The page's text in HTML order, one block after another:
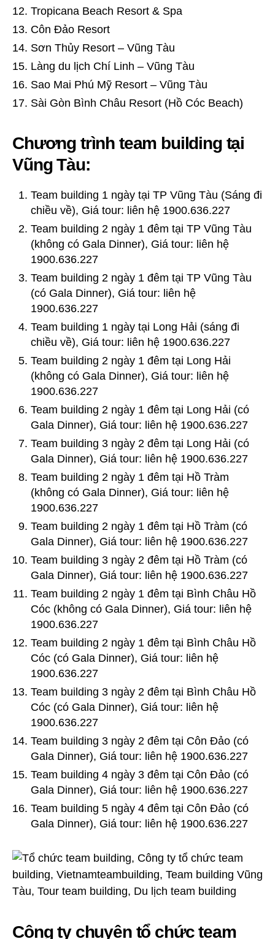
Tropicana Beach Resort & Spa
Côn Đảo Resort
Sơn Thủy Resort – Vũng Tàu
Làng du lịch Chí Linh – Vũng Tàu
Sao Mai Phú Mỹ Resort – Vũng Tàu
Sài Gòn Bình Châu Resort (Hồ Cóc Beach)
Chương trình team building tại
Vũng Tàu:
Team building 1 ngày tại TP Vũng Tàu (Sáng đi
chiều về), Giá tour: liên hệ 1900.636.227
Team building 2 ngày 1 đêm tại TP Vũng Tàu
(không có Gala Dinner), Giá tour: liên hệ
1900.636.227
Team building 2 ngày 1 đêm tại TP Vũng Tàu
(có Gala Dinner), Giá tour: liên hệ
1900.636.227
Team building 1 ngày tại Long Hải (sáng đi
chiều về), Giá tour: liên hệ 1900.636.227
Team building 2 ngày 1 đêm tại Long Hải
(không có Gala Dinner), Giá tour: liên hệ
1900.636.227
Team building 2 ngày 1 đêm tại Long Hải (có
Gala Dinner), Giá tour: liên hệ 1900.636.227
Team building 3 ngày 2 đêm tại Long Hải (có
Gala Dinner), Giá tour: liên hệ 1900.636.227
Team building 2 ngày 1 đêm tại Hồ Tràm
(không có Gala Dinner), Giá tour: liên hệ
1900.636.227
Team building 2 ngày 1 đêm tại Hồ Tràm (có
Gala Dinner), Giá tour: liên hệ 1900.636.227
Team building 3 ngày 2 đêm tại Hồ Tràm (có
Gala Dinner), Giá tour: liên hệ 1900.636.227
Team building 2 ngày 1 đêm tại Bình Châu Hồ
Cóc (không có Gala Dinner), Giá tour: liên hệ
1900.636.227
Team building 2 ngày 1 đêm tại Bình Châu Hồ
Cóc (có Gala Dinner), Giá tour: liên hệ
1900.636.227
Team building 3 ngày 2 đêm tại Bình Châu Hồ
Cóc (có Gala Dinner), Giá tour: liên hệ
1900.636.227
Team building 3 ngày 2 đêm tại Côn Đảo (có
Gala Dinner), Giá tour: liên hệ 1900.636.227
Team building 4 ngày 3 đêm tại Côn Đảo (có
Gala Dinner), Giá tour: liên hệ 1900.636.227
Team building 5 ngày 4 đêm tại Côn Đảo (có
Gala Dinner), Giá tour: liên hệ 1900.636.227
Công ty chuyên tổ chức team